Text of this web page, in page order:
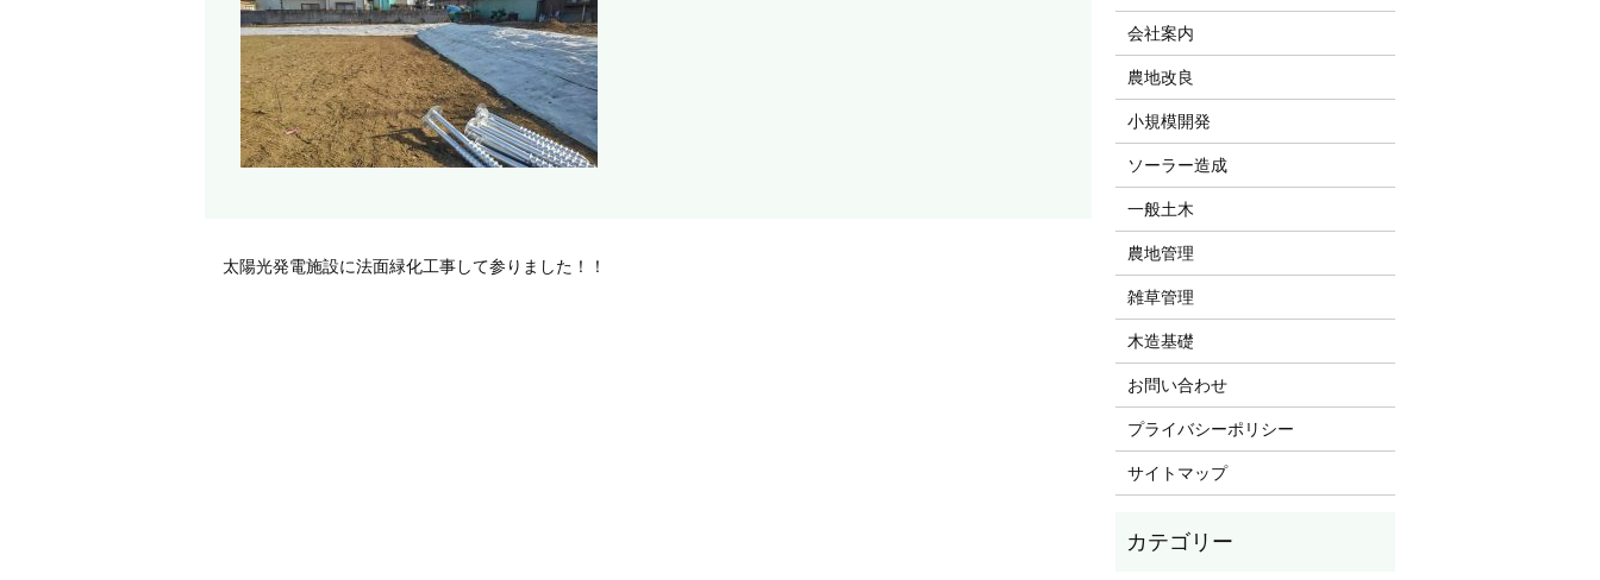
太陽光発電施設に法面緑化工事して参りました！！
会社案内
農地改良
小規模開発
ソーラー造成
一般土木
農地管理
雑草管理
木造基礎
お問い合わせ
プライバシーポリシー
サイトマップ